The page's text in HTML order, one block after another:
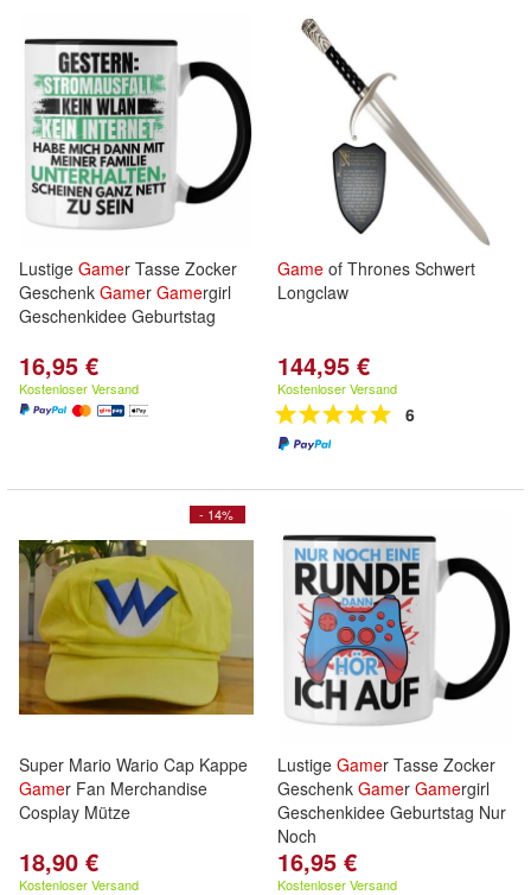
Lustige Gamer Tasse Zocker
Geschenk Gamer Gamergirl
Geschenkidee Geburtstag
16,95 €
Kostenloser Versand
Game of Thrones Schwert
Longclaw
144,95 €
Kostenloser Versand
6
- 14%
Super Mario Wario Cap Kappe
Gamer Fan Merchandise
Cosplay Mütze
18,90 €
Kostenloser Versand
Lustige Gamer Tasse Zocker
Geschenk Gamer Gamergirl
Geschenkidee Geburtstag Nur
Noch
16,95 €
Kostenloser Versand